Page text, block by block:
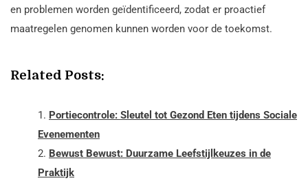
en problemen worden geïdentificeerd, zodat er proactief
maatregelen genomen kunnen worden voor de toekomst.
Related Posts:
Portiecontrole: Sleutel tot Gezond Eten tijdens Sociale
Evenementen
Bewust Bewust: Duurzame Leefstijlkeuzes in de
Praktijk